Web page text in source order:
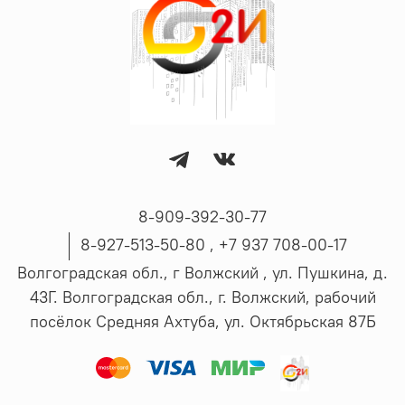
8-909-392-30-77
8-927-513-50-80 , ‪+7 937 708-00-17
Волгоградская обл., г Волжский , ул. Пушкина, д.
43Г. Волгоградская обл., г. Волжский, рабочий
посёлок Средняя Ахтуба, ул. Октябрьская 87Б